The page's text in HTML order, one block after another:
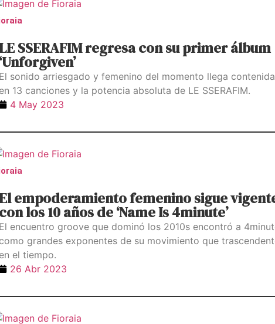
SSERAFIM regresa con su primer álbum
‘Unforgiven’
El sonido arriesgado y femenino del momento llega contenida
en 13 canciones y la potencia absoluta de LE SSERAFIM.
4 May 2023
empoderamiento femenino sigue
con los 10 años de ‘Name Is 4minute’
El encuentro groove que dominó los 2010s encontró a
como grandes exponentes de su movimiento que
en el tiempo.
26 Abr 2023